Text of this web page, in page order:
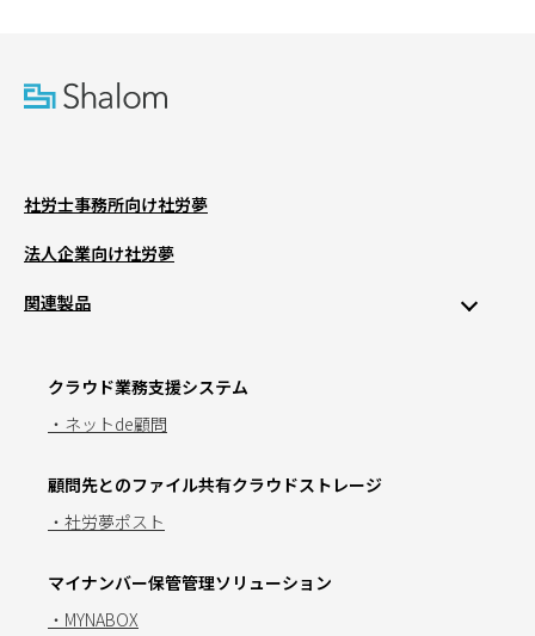
社労士事務所向け社労夢
法人企業向け社労夢
関連製品
クラウド業務支援システム
・ネットde顧問
顧問先とのファイル共有クラウドストレージ
・社労夢ポスト
マイナンバー保管管理ソリューション
・MYNABOX